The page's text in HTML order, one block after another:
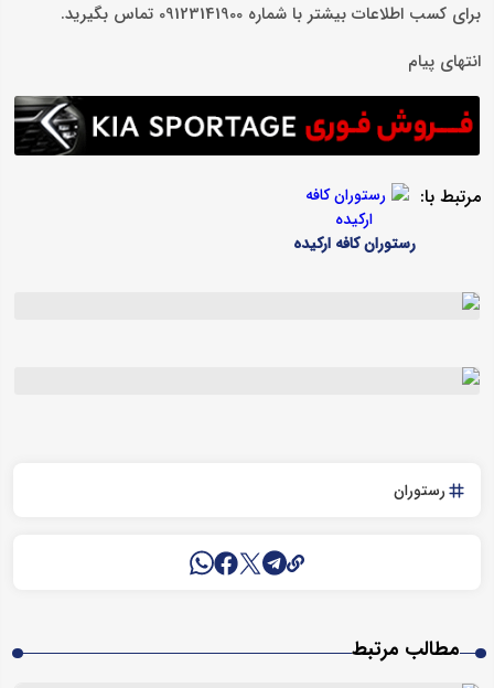
برای کسب اطلاعات بیشتر با شماره 09123141900 تماس بگیرید.
انتهای پیام
مرتبط با:
رستوران کافه ارکیده
رستوران
مطالب مرتبط